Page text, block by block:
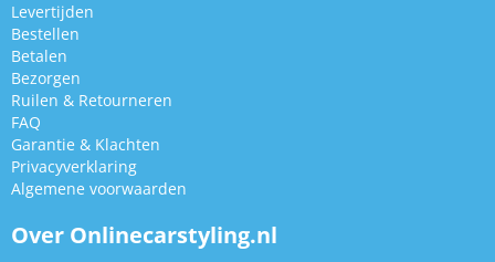
Levertijden
Bestellen
Betalen
Bezorgen
Ruilen & Retourneren
FAQ
Garantie & Klachten
Privacyverklaring
Algemene voorwaarden
Over Onlinecarstyling.nl